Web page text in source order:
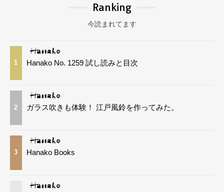
Ranking
今読まれてます
1 Hanako No. 1259 試し読みと目次
2 ガラス吹きも体験！ 江戸風鈴を作ってみた。
3 Hanako Books